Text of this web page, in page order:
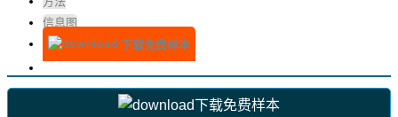
信息图
下载免费样本
下载免费样本